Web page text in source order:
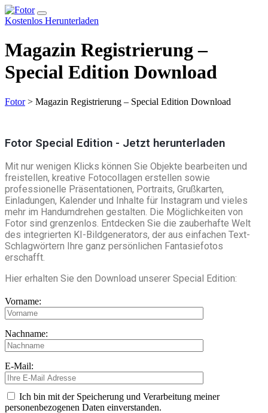
Kostenlos Herunterladen
Magazin Registrierung –
Special Edition Download
Fotor> Magazin Registrierung – Special Edition Download
Fotor Special Edition - Jetzt herunterladen
Mit nur wenigen Klicks können Sie Objekte bearbeiten und
freistellen, kreative Fotocollagen erstellen sowie
professionelle Präsentationen, Portraits, Grußkarten,
Einladungen, Kalender und Inhalte für Instagram und vieles
mehr im Handumdrehen gestalten. Die Möglichkeiten von
Fotor sind grenzenlos. Entdecken Sie die zauberhafte Welt
des integrierten KI-Bildgenerators, der aus einfachen Text-
Schlagwörtern Ihre ganz persönlichen Fantasiefotos
erschafft.
Hier erhalten Sie den Download unserer Special Edition:
Vorname:
Nachname:
E-Mail:
Ich bin mit der Speicherung und Verarbeitung meiner
personenbezogenen Daten einverstanden.